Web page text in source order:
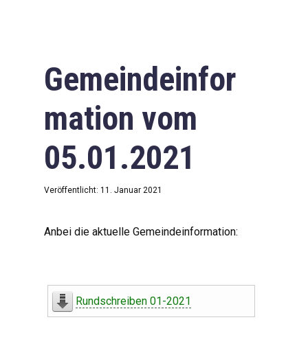
Gemeindeinfor
mation vom
05.01.2021
Veröffentlicht: 11. Januar 2021
Anbei die aktuelle Gemeindeinformation:
Rundschreiben 01-2021